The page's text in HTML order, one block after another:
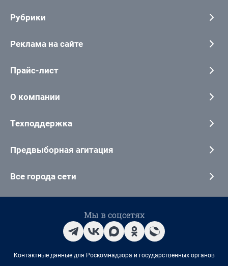
Рубрики
Реклама на сайте
Прайс-лист
О компании
Техподдержка
Предвыборная агитация
Все города сети
Мы в соцсетях
Контактные данные для Роскомнадзора и государственных органов